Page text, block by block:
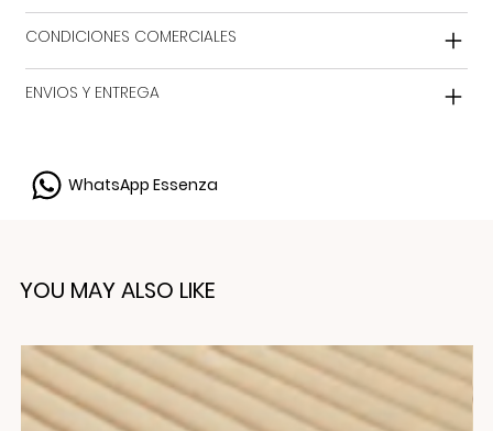
CONDICIONES COMERCIALES
ENVIOS Y ENTREGA
WhatsApp Essenza
YOU MAY ALSO LIKE